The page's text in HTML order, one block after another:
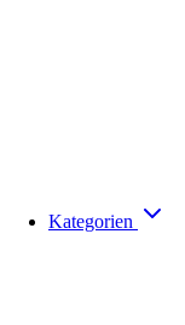
Kategorien